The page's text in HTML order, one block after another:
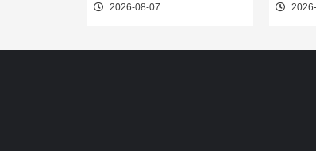
2026-08-07